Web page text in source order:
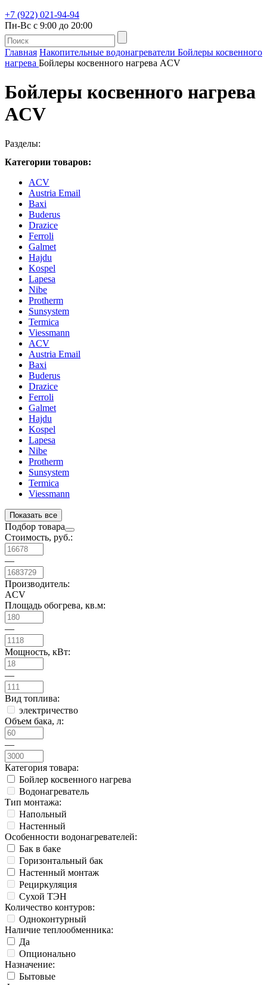
+7 (922) 021-94-94
Пн-Вс с 9:00 до 20:00
Главная Накопительные водонагреватели Бойлеры косвенного
нагрева Бойлеры косвенного нагрева ACV
Бойлеры косвенного нагрева
ACV
Разделы:
Категории товаров:
ACV
Austria Email
Baxi
Buderus
Drazice
Ferroli
Galmet
Hajdu
Kospel
Lapesa
Nibe
Protherm
Sunsystem
Termica
Viessmann
ACV
Austria Email
Baxi
Buderus
Drazice
Ferroli
Galmet
Hajdu
Kospel
Lapesa
Nibe
Protherm
Sunsystem
Termica
Viessmann
Показать все
Подбор товара
Стоимость, руб.:
—
Производитель:
ACV
Площадь обогрева, кв.м:
—
Мощность, кВт:
—
Вид топлива:
электричество
Объем бака, л:
—
Категория товара:
Бойлер косвенного нагрева
Водонагреватель
Тип монтажа:
Напольный
Настенный
Особенности водонагревателей:
Бак в баке
Горизонтальный бак
Настенный монтаж
Рециркуляция
Сухой ТЭН
Количество контуров:
Одноконтурный
Наличие теплообменника:
Да
Опционально
Назначение:
Бытовые